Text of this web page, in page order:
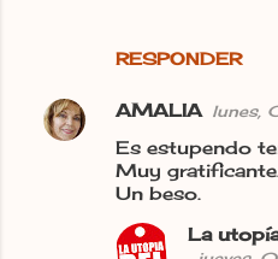
RESPONDER
AMALIA lunes,
Es estupendo
Muy
Un beso.
La